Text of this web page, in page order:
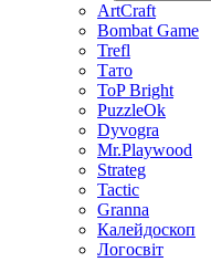
ArtCraft
Bombat Game
Trefl
Тато
ToP Bright
PuzzleOk
Dyvogra
Mr.Playwood
Strateg
Tactic
Granna
Калейдоскоп
Логосвіт